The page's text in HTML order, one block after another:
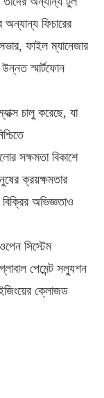
ফিচারের
ফাইল ম্যানেজার
উন্নত স্মার্টফোন
চালু করেছে, যা
সক্ষমতা বিকাশে
ক্রয়ক্ষমতার
অভিজ্ঞতাও
সিস্টেম
পেমেন্ট সল্যুশন
ক্লোজড